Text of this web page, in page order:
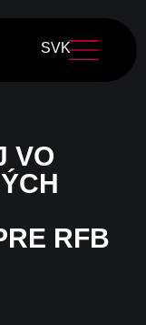
SVK
VO
RFB